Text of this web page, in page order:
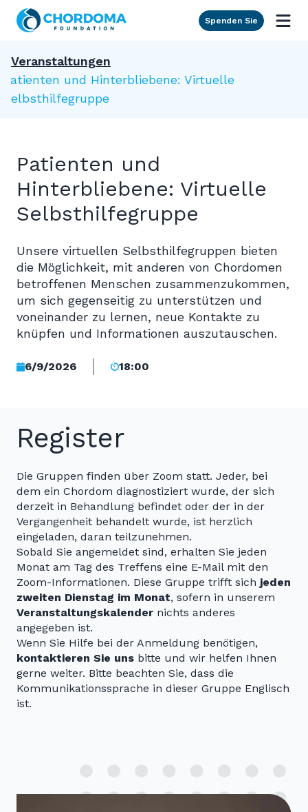
Skip to Main Content
Spenden Sie
Veranstaltungen
Patienten und Hinterbliebene: Virtuelle
Selbsthilfegruppe
Patienten und
Hinterbliebene: Virtuelle
Selbsthilfegruppe
Unsere virtuellen Selbsthilfegruppen bieten
die Möglichkeit, mit anderen von Chordomen
betroffenen Menschen zusammenzukommen,
um sich gegenseitig zu unterstützen und
voneinander zu lernen, neue Kontakte zu
knüpfen und Informationen auszutauschen.
6/9/2026 18:00
Register
Die Gruppen finden über Zoom statt. Jeder, bei
dem ein Chordom diagnostiziert wurde, der sich
derzeit in Behandlung befindet oder der in der
Vergangenheit behandelt wurde, ist herzlich
eingeladen, daran teilzunehmen.
Sobald Sie angemeldet sind, erhalten Sie jeden
Monat am Tag des Treffens eine E-Mail mit den
Zoom-Informationen. Diese Gruppe trifft sich jeden
zweiten Dienstag im Monat, sofern in unserem
Veranstaltungskalender nichts anderes
angegeben ist.
Wenn Sie Hilfe bei der Anmeldung benötigen,
kontaktieren Sie uns bitte und wir helfen Ihnen
gerne weiter. Bitte beachten Sie, dass die
Kommunikationssprache in dieser Gruppe Englisch
ist.